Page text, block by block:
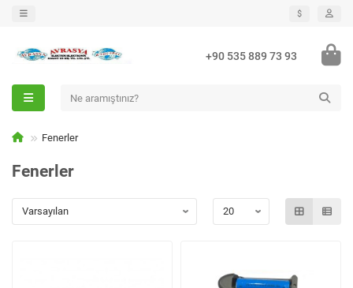
$
+90 535 889 73 93
Fenerler
Fenerler